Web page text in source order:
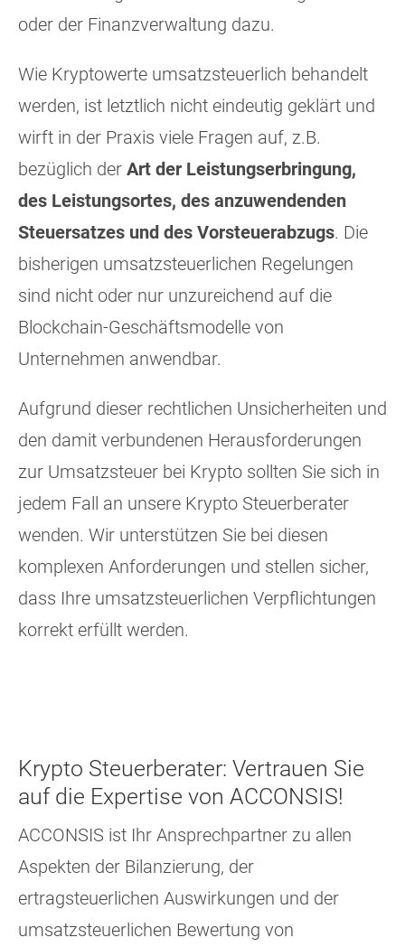
oder der Finanzverwaltung dazu.
Wie Kryptowerte umsatzsteuerlich behandelt
werden, ist letztlich nicht eindeutig geklärt und
wirft in der Praxis viele Fragen auf, z.B.
bezüglich der Art der Leistungserbringung,
des Leistungsortes, des anzuwendenden
Steuersatzes und des Vorsteuerabzugs. Die
bisherigen umsatzsteuerlichen Regelungen
sind nicht oder nur unzureichend auf die
Blockchain-Geschäftsmodelle von
Unternehmen anwendbar.
Aufgrund dieser rechtlichen Unsicherheiten und
den damit verbundenen Herausforderungen
zur Umsatzsteuer bei Krypto sollten Sie sich in
jedem Fall an unsere Krypto Steuerberater
wenden. Wir unterstützen Sie bei diesen
komplexen Anforderungen und stellen sicher,
dass Ihre umsatzsteuerlichen Verpflichtungen
korrekt erfüllt werden.
Krypto Steuerberater: Vertrauen Sie
auf die Expertise von ACCONSIS!
ACCONSIS ist Ihr Ansprechpartner zu allen
Aspekten der Bilanzierung, der
ertragsteuerlichen Auswirkungen und der
umsatzsteuerlichen Bewertung von